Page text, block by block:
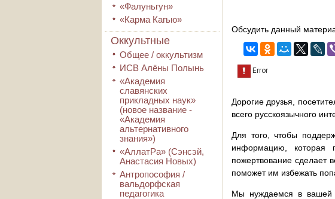
«Фалуньгун»
«Карма Кагью»
Оккультные
Общее / оккультизм
ИСВ Алёны Полынь
«Академия
славянских
прикладных наук»
(новое название -
«Академия
альтернативного
знания»)
«АллатРа» (Сэнсэй,
Анастасия Новых)
Антропософия /
вальдорфская
педагогика
Обсудить данный
Дорогие друзья,
всего русскоязычного
Для того, чтобы
информацию, которая
пожертвование сделает
поможет им избежать
Мы нуждаемся в вашей